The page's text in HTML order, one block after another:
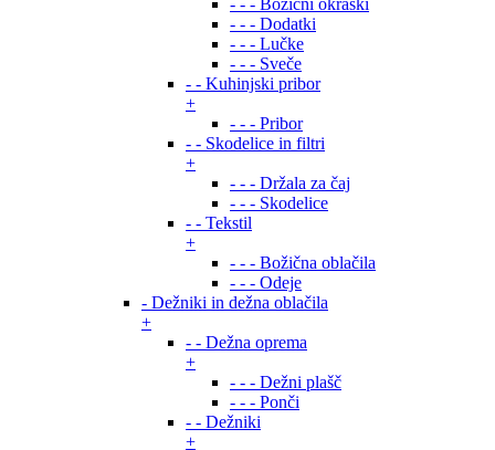
- - - Božični okraski
- - - Dodatki
- - - Lučke
- - - Sveče
- - Kuhinjski pribor
+
- - - Pribor
- - Skodelice in filtri
+
- - - Držala za čaj
- - - Skodelice
- - Tekstil
+
- - - Božična oblačila
- - - Odeje
- Dežniki in dežna oblačila
+
- - Dežna oprema
+
- - - Dežni plašč
- - - Ponči
- - Dežniki
+